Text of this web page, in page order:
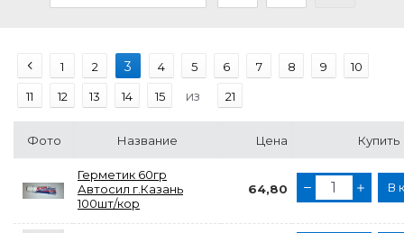
1 2 3 4 5 6 7 8 9 10
11 12 13 14 15 из 21
Фото Название Цена Купить
Герметик 60гр
Автосил г.Казань
100шт/кор
64,80 В